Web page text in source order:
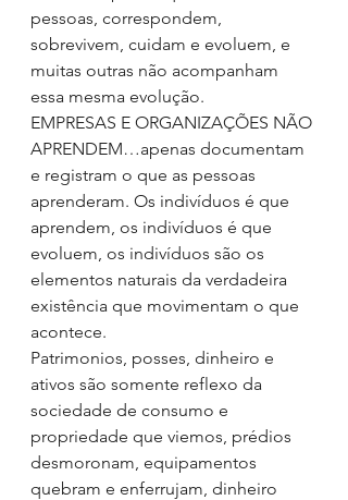
pessoas, correspondem,
sobrevivem, cuidam e evoluem, e
muitas outras não acompanham
essa mesma evolução.
EMPRESAS E ORGANIZAÇÕES NÃO
APRENDEM…apenas documentam
e registram o que as pessoas
aprenderam. Os indivíduos é que
aprendem, os indivíduos é que
evoluem, os indivíduos são os
elementos naturais da verdadeira
existência que movimentam o que
acontece.
Patrimonios, posses, dinheiro e
ativos são somente reflexo da
sociedade de consumo e
propriedade que viemos, prédios
desmoronam, equipamentos
quebram e enferrujam, dinheiro